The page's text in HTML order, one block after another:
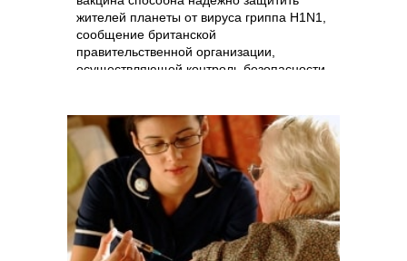
жителей планеты от вируса гриппа H1N1,
сообщение британской
правительственной организации,
осуществляющей контроль безопасности
предупреждает о возможном риске
развития тяжелого осложнения после
прививки – синдрома Жильена-Барре,
приводящего к параличу, а иногда и к
смерти.